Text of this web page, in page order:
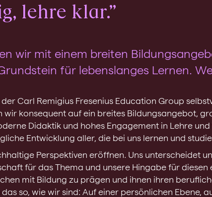
lehre klar.”
wir mit einem breiten
für lebenslanges Lernen.
Carl Remigius Fresenius Education Group
wir konsequent auf ein breites Bildungsangebot,
Didaktik und hohes Engagement in Lehre
Entwicklung aller, die bei uns lernen und
Perspektiven eröffnen. Uns unterscheidet
für das Thema und unsere Hingabe für diesen
mit Bildung zu prägen und ihnen ihren
so, wie wir sind: Auf einer persönlichen Ebene,